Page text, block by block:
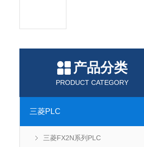
产品分类
PRODUCT CATEGORY
三菱PLC
三菱FX2N系列PLC